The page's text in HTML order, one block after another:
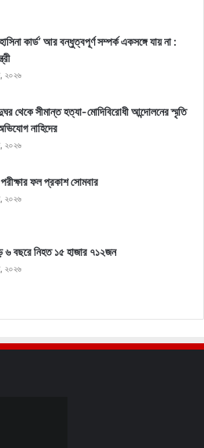
কার্ড’ আর বন্ধুত্বপূর্ণ সম্পর্ক একসঙ্গে যায় না :
২০২৬
থেকে সীমান্ত হত্যা-মোদিবিরোধী আন্দোলনের স্মৃতি
নাহিদের
২০২৬
ফল প্রকাশ সোমবার
২০২৬
৬ বছরে নিহত ১৫ হাজার ৭১২জন
২০২৬